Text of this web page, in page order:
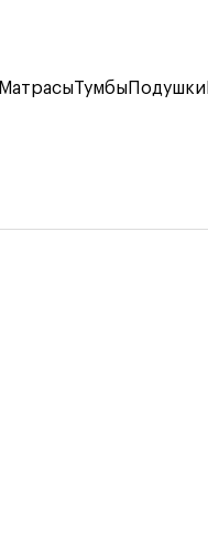
МатрасыТумбыПодушки